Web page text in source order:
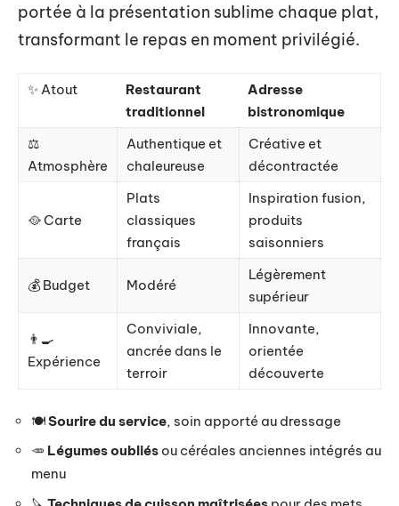
portée à la présentation sublime chaque plat,
transformant le repas en moment privilégié.
✨ Atout
Restaurant
traditionnel
Adresse
bistronomique
⚖️
Atmosphère
Authentique et
chaleureuse
Créative et
décontractée
🥘 Carte
Plats
classiques
français
Inspiration fusion,
produits
saisonniers
💰 Budget Modéré
Légèrement
supérieur
👨‍🍳
Expérience
Conviviale,
ancrée dans le
terroir
Innovante,
orientée
découverte
🍽️Sourire du service, soin apporté au dressage
🥕 Légumes oubliés ou céréales anciennes intégrés au
menu